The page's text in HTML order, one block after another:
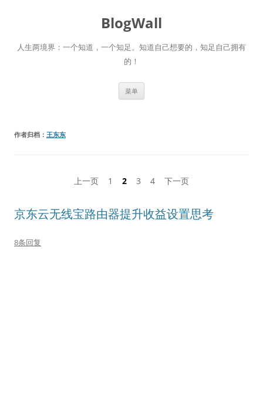
BlogWall
人生两境界：一个知道，一个知足。知道自己想要的，知足自己拥有
的！
菜单
作者归档： 王东东
分
上一页 1 2 3 4 下一页
京东云无线宝路由器提升收益设置思考
8条回复